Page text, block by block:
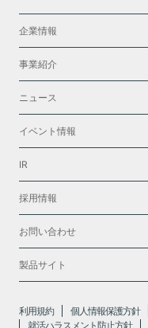
企業情報
事業紹介
ニュース
イベント情報
IR
採用情報
お問い合わせ
製品サイト
利用規約 個人情報保護方針
就活ハラスメント防止方針